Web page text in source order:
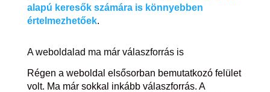
alapú keresők számára is könnyebben
értelmezhetőek.
A weboldalad ma már válaszforrás is
Régen a weboldal elsősorban bemutatkozó felület
volt. Ma már sokkal inkább válaszforrás. A